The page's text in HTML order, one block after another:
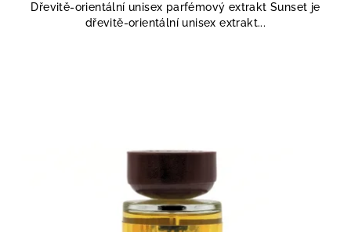
z
5
Dřevitě-orientální unisex parfémový extrakt Sunset je
dřevitě-orientální unisex extrakt...